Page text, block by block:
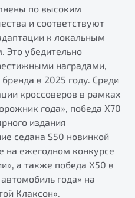
по высоким
и соответствуют
к локальным
Это убедительно
наградами,
в 2025 году. Среди
кроссоверов в рамках
года», победа Х70
издания
седана S50 новинкой
на ежегодном конкурсе
а также победа Х50 в
года» на
Клаксон».